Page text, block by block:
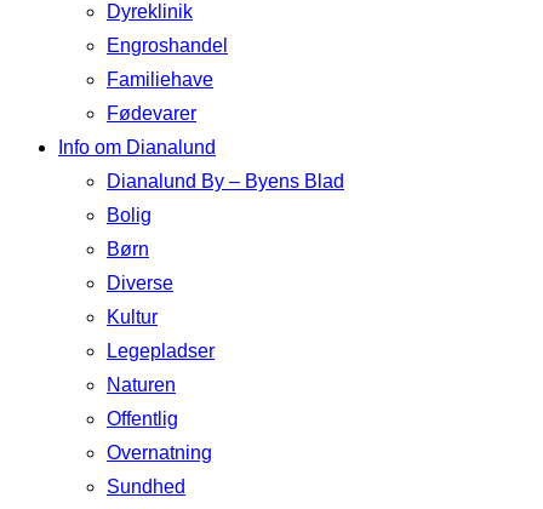
Dyreklinik
Engroshandel
Familiehave
Fødevarer
Info om Dianalund
Dianalund By – Byens Blad
Bolig
Børn
Diverse
Kultur
Legepladser
Naturen
Offentlig
Overnatning
Sundhed